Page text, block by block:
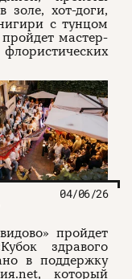
золе, хот-доги,
с тунцом
мастер-
04/06/26
пройдет
здравого
в поддержку
который